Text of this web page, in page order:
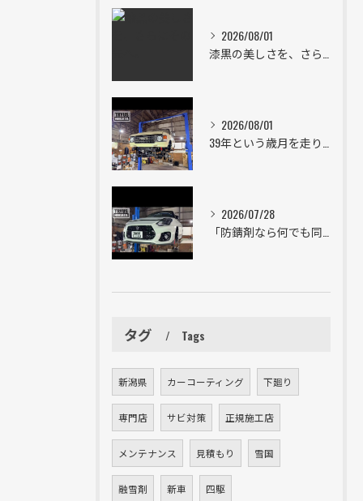
2026/08/01
漆黒の美しさを、さらにその先へ。
2026/08/01
39年という歳月を走り続けた一台。
2026/07/28
「防錆剤なら何でも同じ」は大きな間違い。
タグ Tags
新潟県 カーコーティング 下廻り
専門店 サビ対策 正規施工店
メンテナンス 見積もり 雪国
融雪剤 新車 四駆